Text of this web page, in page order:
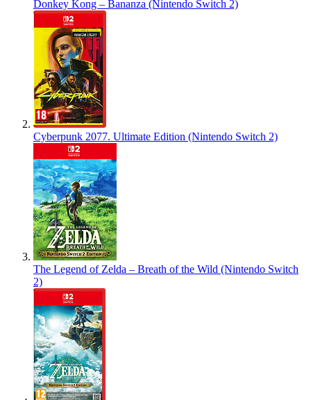
Donkey Kong – Bananza (Nintendo Switch 2)
Cyberpunk 2077. Ultimate Edition (Nintendo Switch 2)
The Legend of Zelda – Breath of the Wild (Nintendo Switch
2)